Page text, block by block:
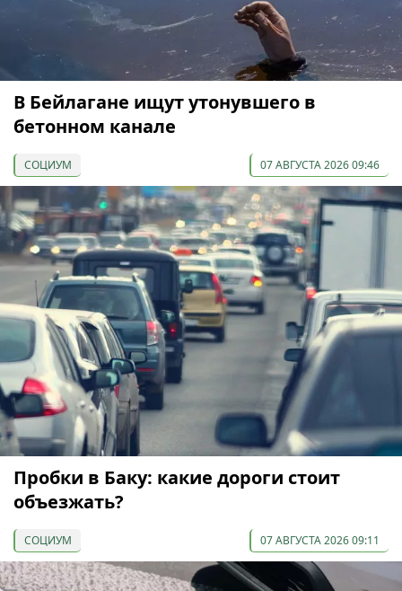
В Бейлагане ищут утонувшего в
бетонном канале
СОЦИУМ 07 АВГУСТА 2026 09:46
Пробки в Баку: какие дороги стоит
объезжать?
СОЦИУМ 07 АВГУСТА 2026 09:11